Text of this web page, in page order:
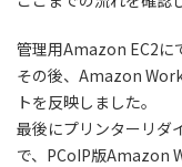
管理用Amazon EC2に
その後、Amazon
トを反映しました。
最後にプリンターリダ
で、PCoIP版Amazon